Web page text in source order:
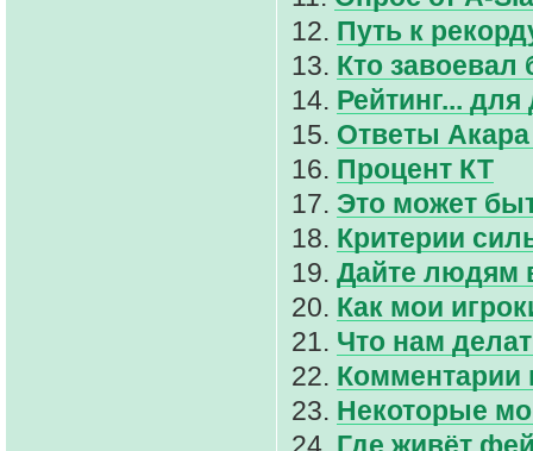
12. Путь к
13. Кто
14. Рейтинг...
15. Ответы
16. Процент КТ
17. Это может
18. Критерии
19. Дайте людям
20. Как мои
21. Что нам
22. Комментарии
23. Некоторые